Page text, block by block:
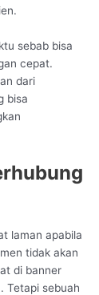
sebab bisa
cepat.
dari
bisa
laman apabila
tidak akan
di banner
Tetapi sebuah